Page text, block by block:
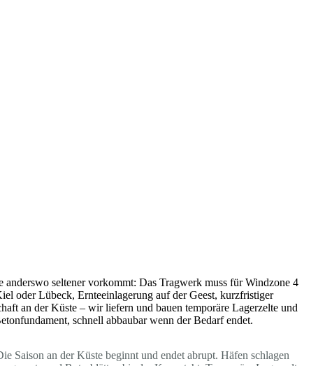
seltener vorkommt: Das Tragwerk muss für Windzone 4
oder Lübeck, Ernteeinlagerung auf der Geest, kurzfristiger
an der Küste – wir liefern und bauen temporäre Lagerzelte und
schnell abbaubar wenn der Bedarf endet.
Saison an der Küste beginnt und endet abrupt. Häfen schlagen